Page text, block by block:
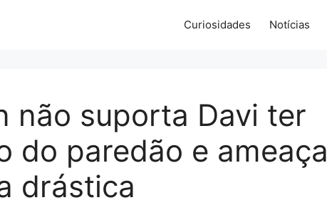
Curiosidades Notícias
não suporta Davi ter
do paredão e ameaça
drástica